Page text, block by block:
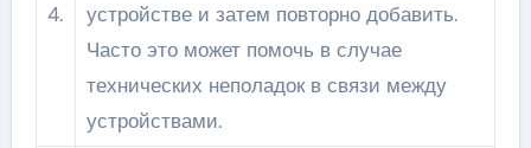
4.
устройстве и затем повторно добавить.
Часто это может помочь в случае
технических неполадок в связи между
устройствами.